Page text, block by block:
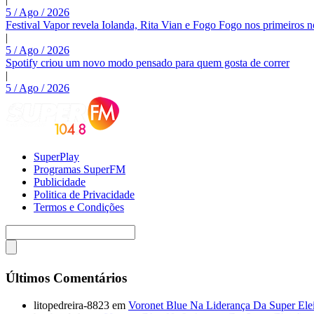
5 / Ago / 2026
Festival Vapor revela Iolanda, Rita Vian e Fogo Fogo nos primeiros
|
5 / Ago / 2026
Spotify criou um novo modo pensado para quem gosta de correr
|
5 / Ago / 2026
SuperPlay
Programas SuperFM
Publicidade
Politica de Privacidade
Termos e Condições
Últimos Comentários
litopedreira-8823 em Voronet Blue Na Liderança Da Super